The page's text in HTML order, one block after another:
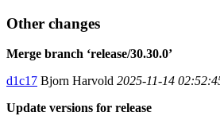
Other changes
Merge branch ‘release/30.30.0’
d1c17 Bjorn Harvold 2025-11-14
Update versions for release